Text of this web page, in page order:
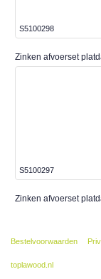
S5100298
Zinken afvoerset
S5100297
Zinken afvoerset
Bestelvoorwaarden
toplawood.nl